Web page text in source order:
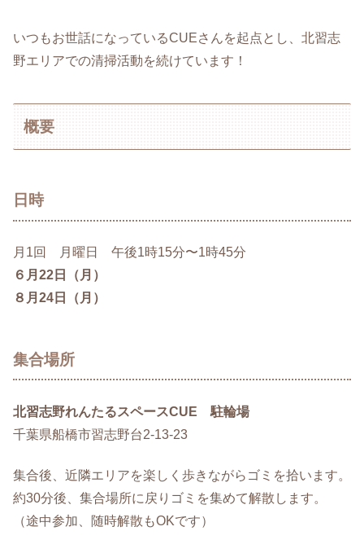
いつもお世話になっているCUEさんを起点とし、北習志
野エリアでの清掃活動を続けています！
概要
日時
月1回 月曜日 午後1時15分〜1時45分
６月22日（月）
８月24日（月）
集合場所
北習志野れんたるスペースCUE 駐輪場
千葉県船橋市習志野台2-13-23
集合後、近隣エリアを楽しく歩きながらゴミを拾います。
約30分後、集合場所に戻りゴミを集めて解散します。
（途中参加、随時解散もOKです）